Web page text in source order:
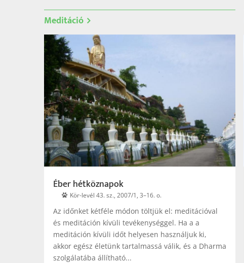
Meditáció
Éber hétköznapok
Kör-levél 43. sz., 2007/1, 3–16. o.
Az időnket kétféle módon töltjük el: meditációval
és meditáción kívüli tevékenységgel. Ha a a
meditáción kívüli időt helyesen használjuk ki,
akkor egész életünk tartalmassá válik, és a Dharma
szolgálatába állítható...